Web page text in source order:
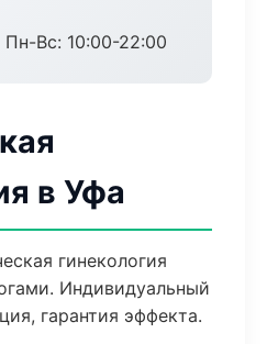
Пн-Вс: 10:00-22:00
в Уфа
гинекология
Индивидуальный
гарантия эффекта.